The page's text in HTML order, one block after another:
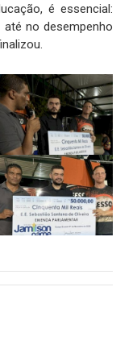
é essencial:
no desempenho